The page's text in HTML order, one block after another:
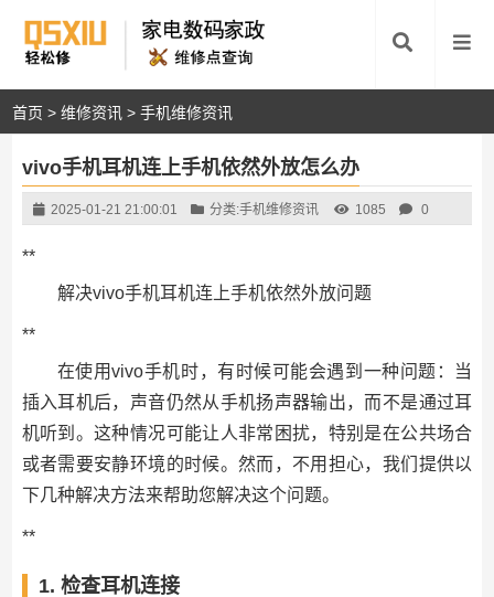
首页 >维修资讯 >手机维修资讯
vivo手机耳机连上手机依然外放怎么办
2025-01-21 21:00:01 分类:手机维修资讯 1085 0
**
解决vivo手机耳机连上手机依然外放问题
**
在使用vivo手机时，有时候可能会遇到一种问题：当
插入耳机后，声音仍然从手机扬声器输出，而不是通过耳
机听到。这种情况可能让人非常困扰，特别是在公共场合
或者需要安静环境的时候。然而，不用担心，我们提供以
下几种解决方法来帮助您解决这个问题。
**
1. 检查耳机连接